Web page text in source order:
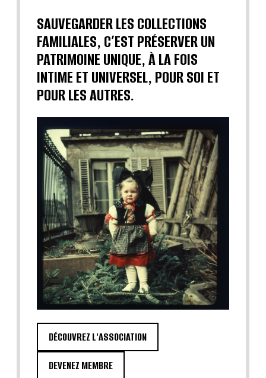
SAUVEGARDER LES COLLECTIONS
FAMILIALES, C’EST PRÉSERVER UN
PATRIMOINE UNIQUE, À LA FOIS
INTIME ET UNIVERSEL, POUR SOI ET
POUR LES AUTRES.
DÉCOUVREZ L'ASSOCIATION
DEVENEZ MEMBRE